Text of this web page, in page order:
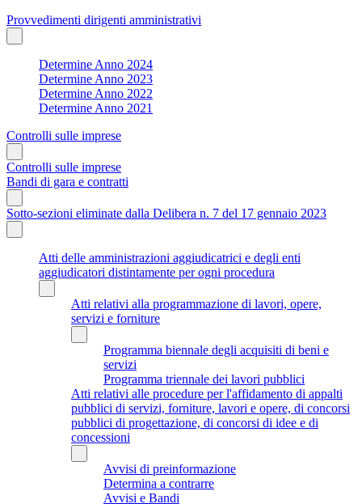
Provvedimenti dirigenti amministrativi
Determine Anno 2024
Determine Anno 2023
Determine Anno 2022
Determine Anno 2021
Controlli sulle imprese
Controlli sulle imprese
Bandi di gara e contratti
Sotto-sezioni eliminate dalla Delibera n. 7 del 17 gennaio 2023
Atti delle amministrazioni aggiudicatrici e degli enti
aggiudicatori distintamente per ogni procedura
Atti relativi alla programmazione di lavori, opere,
servizi e forniture
Programma biennale degli acquisiti di beni e
servizi
Programma triennale dei lavori pubblici
Atti relativi alle procedure per l'affidamento di appalti
pubblici di servizi, forniture, lavori e opere, di concorsi
pubblici di progettazione, di concorsi di idee e di
concessioni
Avvisi di preinformazione
Determina a contrarre
Avvisi e Bandi